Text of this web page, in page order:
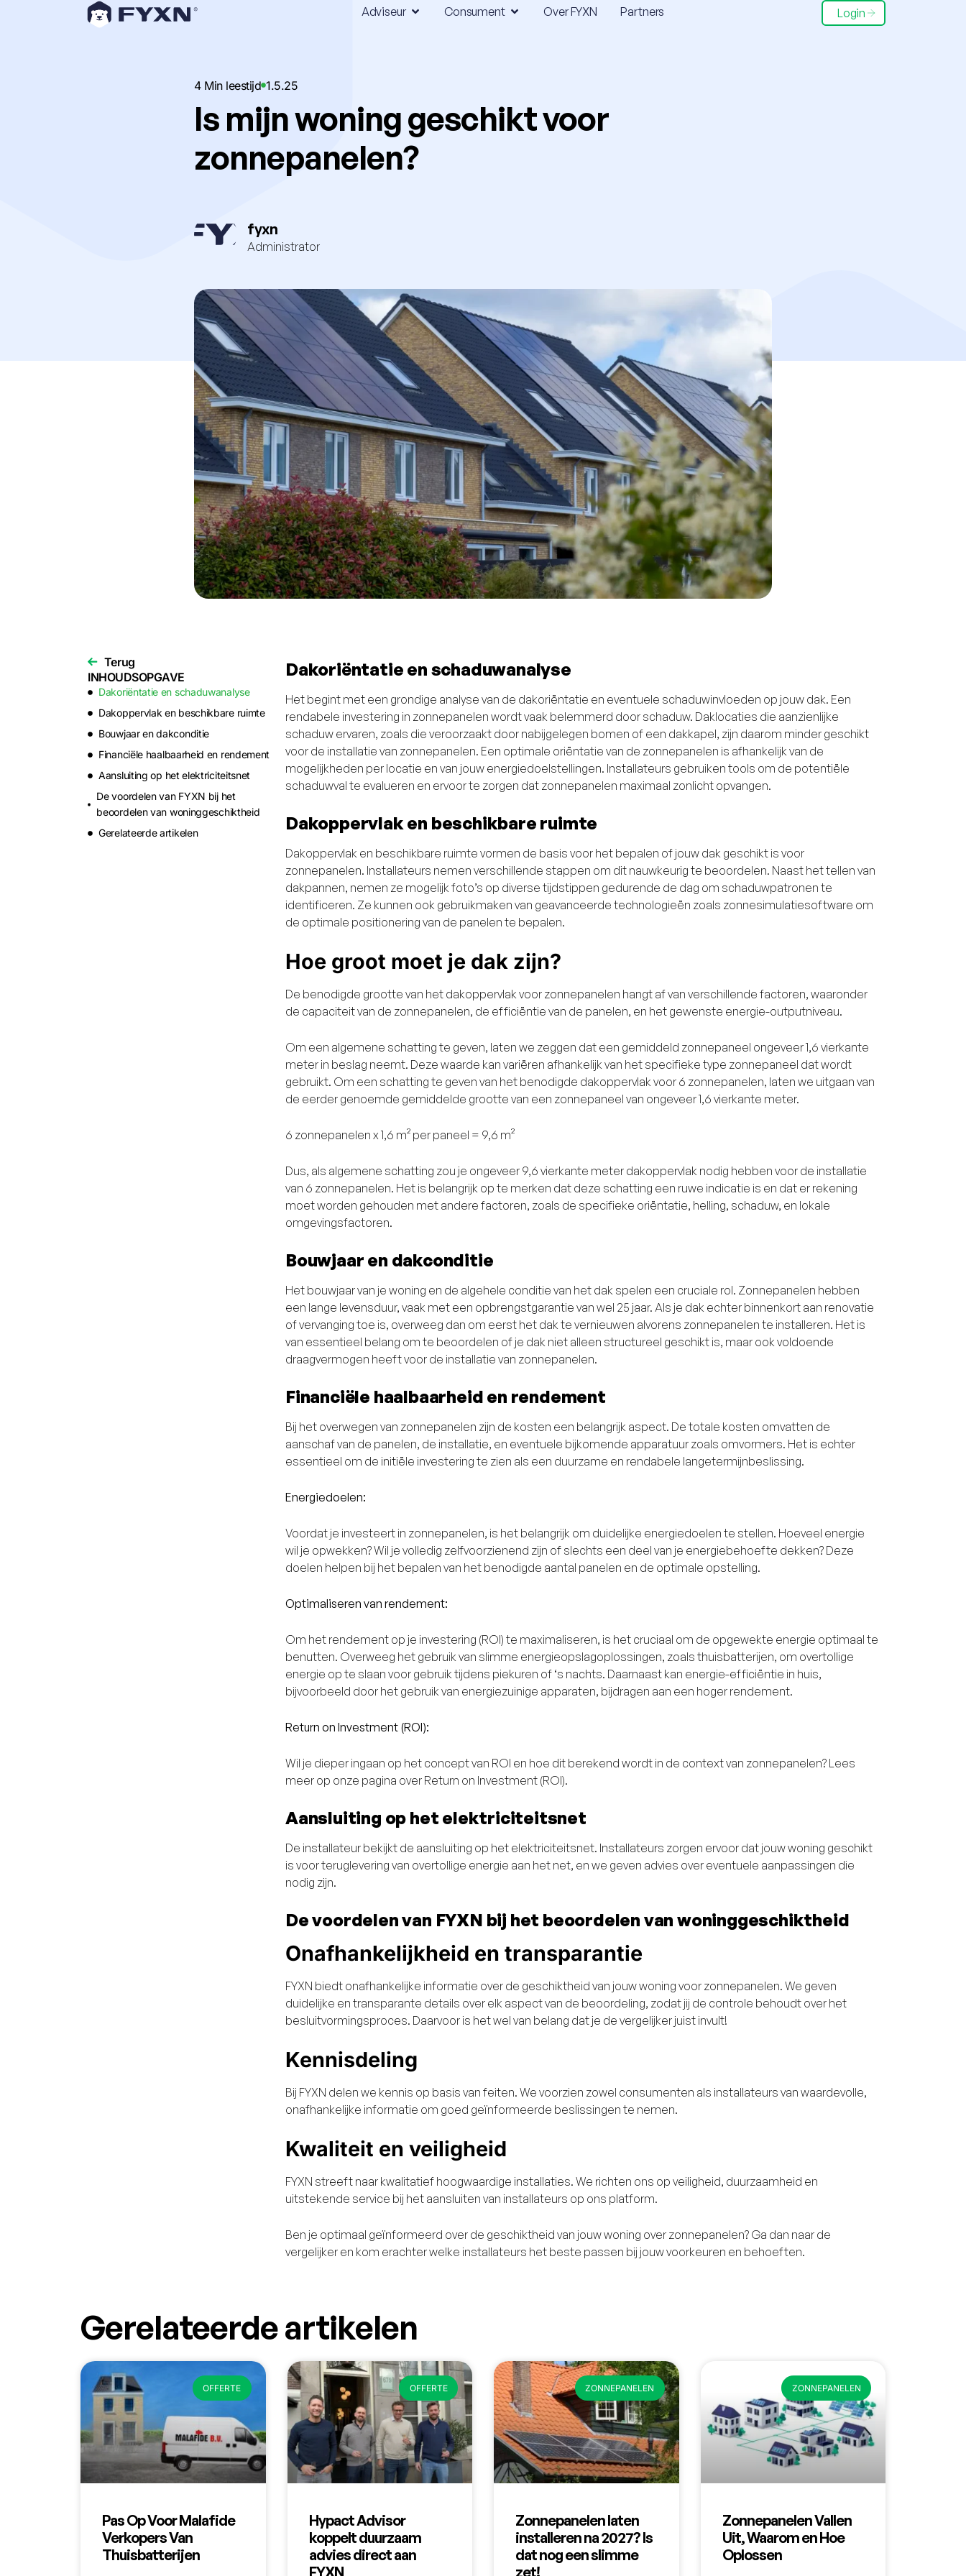
Adviseur Consument Over FYXN Partners Login
4 Min leestijd 1.5.25
Is mijn woning geschikt voor
zonnepanelen?
fyxn
Administrator
Terug
INHOUDSOPGAVE
Dakoriëntatie en schaduwanalyse
Dakoppervlak en beschikbare ruimte
Bouwjaar en dakconditie
Financiële haalbaarheid en rendement
Aansluiting op het elektriciteitsnet
De voordelen van FYXN bij het
beoordelen van woninggeschiktheid
Gerelateerde artikelen
Dakoriëntatie en schaduwanalyse
Het begint met een grondige analyse van de dakoriëntatie en eventuele schaduwinvloeden op jouw dak. Een
rendabele investering in zonnepanelen wordt vaak belemmerd door schaduw. Daklocaties die aanzienlijke
schaduw ervaren, zoals die veroorzaakt door nabijgelegen bomen of een dakkapel, zijn daarom minder geschikt
voor de installatie van zonnepanelen. Een optimale oriëntatie van de zonnepanelen is afhankelijk van de
mogelijkheden per locatie en van jouw energiedoelstellingen. Installateurs gebruiken tools om de potentiële
schaduwval te evalueren en ervoor te zorgen dat zonnepanelen maximaal zonlicht opvangen.
Dakoppervlak en beschikbare ruimte
Dakoppervlak en beschikbare ruimte vormen de basis voor het bepalen of jouw dak geschikt is voor
zonnepanelen. Installateurs nemen verschillende stappen om dit nauwkeurig te beoordelen. Naast het tellen van
dakpannen, nemen ze mogelijk foto’s op diverse tijdstippen gedurende de dag om schaduwpatronen te
identificeren. Ze kunnen ook gebruikmaken van geavanceerde technologieën zoals zonnesimulatiesoftware om
de optimale positionering van de panelen te bepalen.
Hoe groot moet je dak zijn?
De benodigde grootte van het dakoppervlak voor zonnepanelen hangt af van verschillende factoren, waaronder
de capaciteit van de zonnepanelen, de efficiëntie van de panelen, en het gewenste energie-outputniveau.
Om een algemene schatting te geven, laten we zeggen dat een gemiddeld zonnepaneel ongeveer 1,6 vierkante
meter in beslag neemt. Deze waarde kan variëren afhankelijk van het specifieke type zonnepaneel dat wordt
gebruikt. Om een schatting te geven van het benodigde dakoppervlak voor 6 zonnepanelen, laten we uitgaan van
de eerder genoemde gemiddelde grootte van een zonnepaneel van ongeveer 1,6 vierkante meter.
6 zonnepanelen x 1,6 m² per paneel = 9,6 m²
Dus, als algemene schatting zou je ongeveer 9,6 vierkante meter dakoppervlak nodig hebben voor de installatie
van 6 zonnepanelen. Het is belangrijk op te merken dat deze schatting een ruwe indicatie is en dat er rekening
moet worden gehouden met andere factoren, zoals de specifieke oriëntatie, helling, schaduw, en lokale
omgevingsfactoren.
Bouwjaar en dakconditie
Het bouwjaar van je woning en de algehele conditie van het dak spelen een cruciale rol. Zonnepanelen hebben
een lange levensduur, vaak met een opbrengstgarantie van wel 25 jaar. Als je dak echter binnenkort aan renovatie
of vervanging toe is, overweeg dan om eerst het dak te vernieuwen alvorens zonnepanelen te installeren. Het is
van essentieel belang om te beoordelen of je dak niet alleen structureel geschikt is, maar ook voldoende
draagvermogen heeft voor de installatie van zonnepanelen.
Financiële haalbaarheid en rendement
Bij het overwegen van zonnepanelen zijn de kosten een belangrijk aspect. De totale kosten omvatten de
aanschaf van de panelen, de installatie, en eventuele bijkomende apparatuur zoals omvormers. Het is echter
essentieel om de initiële investering te zien als een duurzame en rendabele langetermijnbeslissing.
Energiedoelen:
Voordat je investeert in zonnepanelen, is het belangrijk om duidelijke energiedoelen te stellen. Hoeveel energie
wil je opwekken? Wil je volledig zelfvoorzienend zijn of slechts een deel van je energiebehoefte dekken? Deze
doelen helpen bij het bepalen van het benodigde aantal panelen en de optimale opstelling.
Optimaliseren van rendement:
Om het rendement op je investering (ROI) te maximaliseren, is het cruciaal om de opgewekte energie optimaal te
benutten. Overweeg het gebruik van slimme energieopslagoplossingen, zoals thuisbatterijen, om overtollige
energie op te slaan voor gebruik tijdens piekuren of ‘s nachts. Daarnaast kan energie-efficiëntie in huis,
bijvoorbeeld door het gebruik van energiezuinige apparaten, bijdragen aan een hoger rendement.
Return on Investment (ROI):
Wil je dieper ingaan op het concept van ROI en hoe dit berekend wordt in de context van zonnepanelen? Lees
meer op onze pagina over Return on Investment (ROI).
Aansluiting op het elektriciteitsnet
De installateur bekijkt de aansluiting op het elektriciteitsnet. Installateurs zorgen ervoor dat jouw woning geschikt
is voor teruglevering van overtollige energie aan het net, en we geven advies over eventuele aanpassingen die
nodig zijn.
De voordelen van FYXN bij het beoordelen van woninggeschiktheid
Onafhankelijkheid en transparantie
FYXN biedt onafhankelijke informatie over de geschiktheid van jouw woning voor zonnepanelen. We geven
duidelijke en transparante details over elk aspect van de beoordeling, zodat jij de controle behoudt over het
besluitvormingsproces. Daarvoor is het wel van belang dat je de vergelijker juist invult!
Kennisdeling
Bij FYXN delen we kennis op basis van feiten. We voorzien zowel consumenten als installateurs van waardevolle,
onafhankelijke informatie om goed geïnformeerde beslissingen te nemen.
Kwaliteit en veiligheid
FYXN streeft naar kwalitatief hoogwaardige installaties. We richten ons op veiligheid, duurzaamheid en
uitstekende service bij het aansluiten van installateurs op ons platform.
Ben je optimaal geïnformeerd over de geschiktheid van jouw woning over zonnepanelen? Ga dan naar de
vergelijker en kom erachter welke installateurs het beste passen bij jouw voorkeuren en behoeften.
Gerelateerde artikelen
OFFERTE
Pas Op Voor Malafide
Verkopers Van
Thuisbatterijen
OFFERTE
Hypact Advisor
koppelt duurzaam
advies direct aan
FYXN
ZONNEPANELEN
Zonnepanelen laten
installeren na 2027? Is
dat nog een slimme
zet!
ZONNEPANELEN
Zonnepanelen Vallen
Uit, Waarom en Hoe
Oplossen